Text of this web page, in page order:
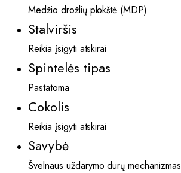
Medžio drožlių plokštė (MDP)
Stalviršis
Reikia įsigyti atskirai
Spintelės tipas
Pastatoma
Cokolis
Reikia įsigyti atskirai
Savybė
Švelnaus uždarymo durų mechanizmas